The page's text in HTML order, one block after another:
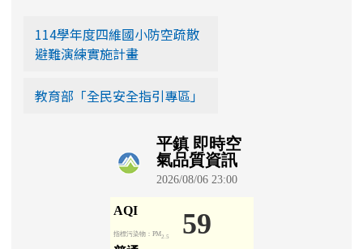
114學年度四維國小防空疏散
避難演練實施計畫
教育部「全民安全指引專區」